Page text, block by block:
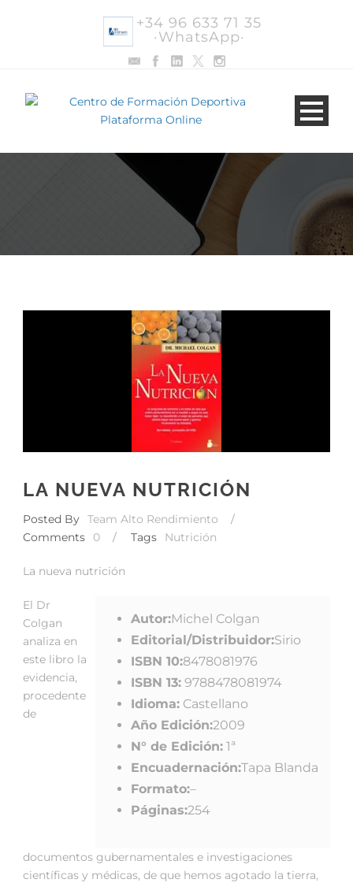
+34 96 633 71 35
·WhatsApp·
LA NUEVA NUTRICIÓN
Posted By Team Alto Rendimiento
/
Comments
0 / Tags Nutrición
La nueva nutrición
Autor:Michel Colgan
Editorial/Distribuidor:Sirio
ISBN 10:8478081976
ISBN 13: 9788478081974
Idioma: Castellano
Año Edición:2009
N° de Edición: 1ª
Encuadernación:Tapa Blanda
Formato:–
Páginas:254
El Dr
Colgan
analiza en
este libro la
evidencia,
procedente
de
documentos gubernamentales e investigaciones
científicas y médicas, de que hemos agotado la tierra,